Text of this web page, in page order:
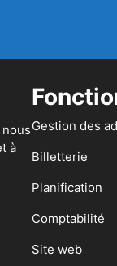
à
Gestion des
Billetterie
Planification
Comptabilité
Site web